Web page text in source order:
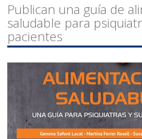
Publican una guía de
saludable para
pacientes